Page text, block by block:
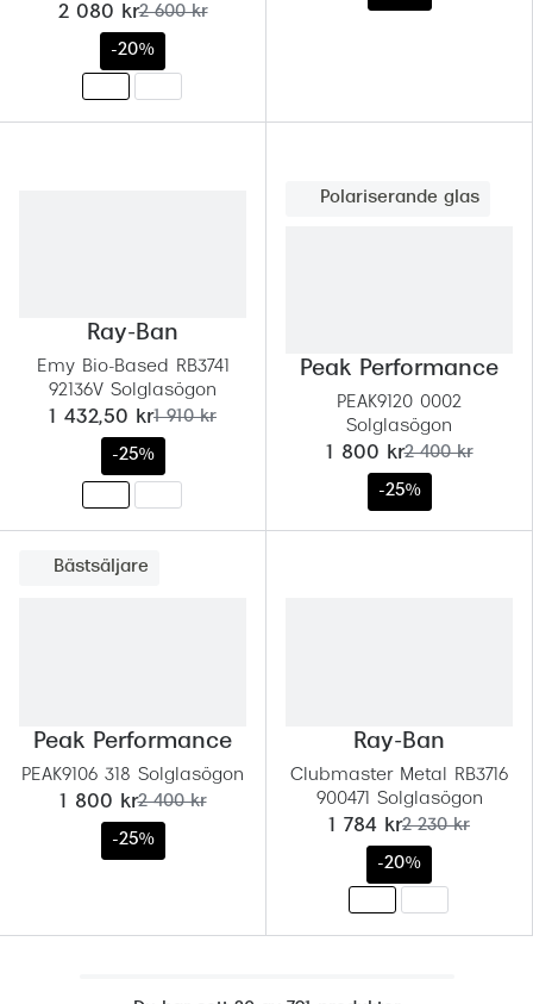
nu:
2 080 krtidigare pris:
2 600 kr
-20%
Ray-Ban
Emy Bio-Based RB3741
92136V Solglasögon
nu:
1 432,50 krtidigare pris:
1 910 kr
-25%
Polariserande glas
Peak Performance
PEAK9120 0002
Solglasögon
nu:
1 800 krtidigare pris:
2 400 kr
-25%
Bästsäljare
Peak Performance
PEAK9106 318 Solglasögon
nu:
1 800 krtidigare pris:
2 400 kr
-25%
Ray-Ban
Clubmaster Metal RB3716
900471 Solglasögon
nu:
1 784 krtidigare pris:
2 230 kr
-20%